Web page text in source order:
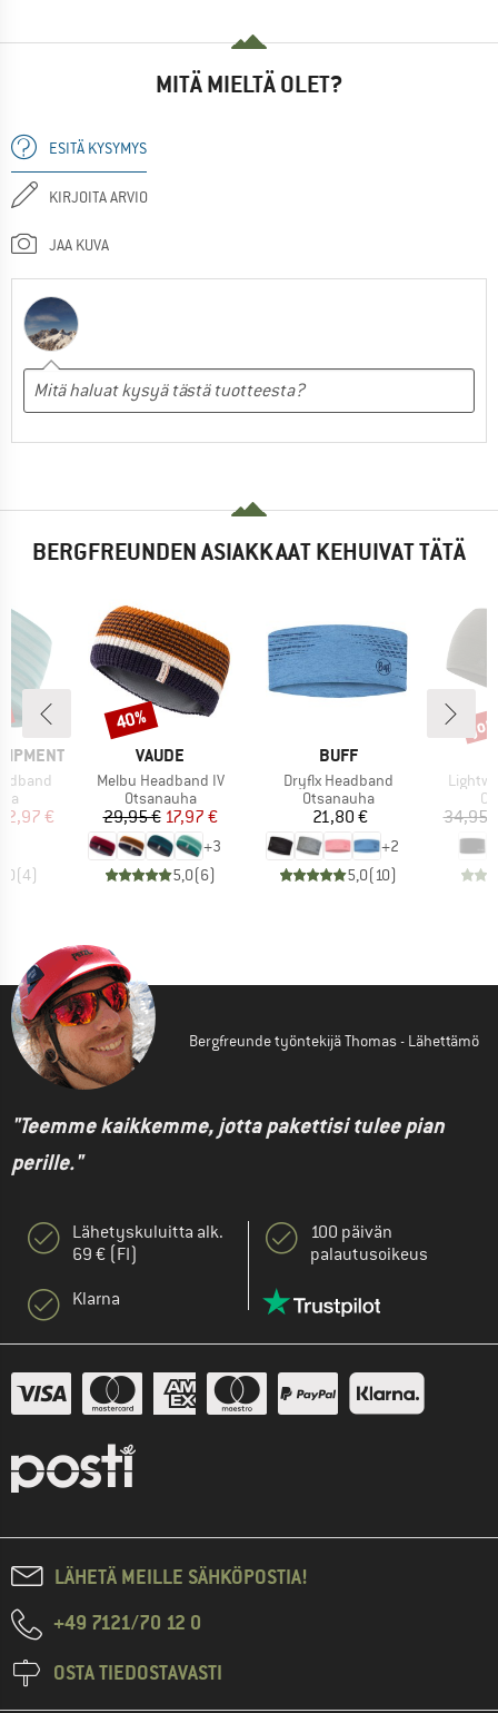
MITÄ MIELTÄ OLET?
ESITÄ KYSYMYS
KIRJOITA ARVIO
JAA KUVA
BERGFREUNDEN ASIAKKAAT KEHUIVAT TÄTÄ
hinta
12,97 €
(4)
MERKKI
VAUDE
Tuote
Melbu Headband IV
Tuoteryhmä
Otsanauha
Hinta
29,95 €Alennettu hinta
17,97 €
+3
5,0(6)
Alennus
40%
MERKKI
BUFF
Tuote
Dryflx Headband
Tuoteryhmä
Otsanauha
Hinta
21,80 €
+2
5,0(10)
Tuote
34,95
Bergfreunde työntekijä Thomas - Lähettämö
"Teemme kaikkemme, jotta pakettisi tulee pian
perille."
Lähetyskuluitta alk.
69 € (FI)
Klarna
100 päivän
palautusoikeus
LÄHETÄ MEILLE SÄHKÖPOSTIA!
+49 7121/70 12 0
OSTA TIEDOSTAVASTI